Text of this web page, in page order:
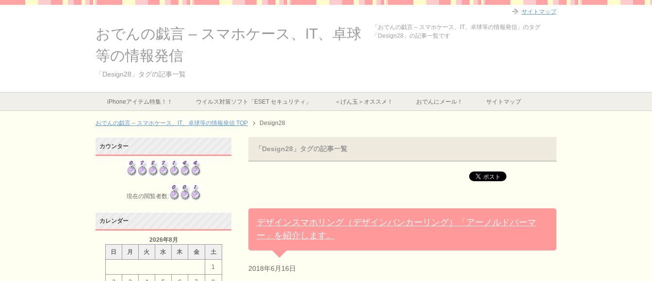
おでんの戯言 – スマホケース、IT、卓球
等の情報発信
「Design28」タグの記事一覧
「おでんの戯言 – スマホケース、IT、卓球等の情報発信」のタグ
「Design28」の記事一覧です
iPhoneアイテム特集！！ ウイルス対策ソフト「ESET セキュリティ」 ＜げん玉＞オススメ！ おでんにメール！ サイトマップ
おでんの戯言 – スマホケース、IT、卓球等の情報発信 TOP Design28
「Design28」タグの記事一覧
デザインスマホリング（デザインバンカーリング）「アーノルドパーマ
ー」を紹介します。
2018年6月16日
カウンター
現在の閲覧者数:
カレンダー
2026年8月
日
月 火 水 木 金 土
1
サイトマップ